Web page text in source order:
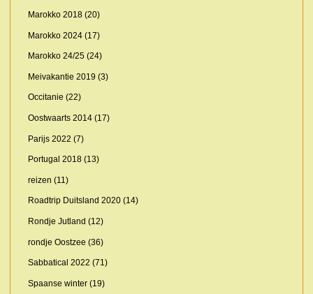
Marokko 2018(20)
Marokko 2024(17)
Marokko 24/25(24)
Meivakantie 2019 (3)
Occitanie (22)
Oostwaarts 2014(17)
Parijs 2022 (7)
Portugal 2018(13)
reizen (11)
Roadtrip Duitsland 2020(14)
Rondje Jutland (12)
rondje Oostzee (36)
Sabbatical 2022 (71)
Spaanse winter(19)